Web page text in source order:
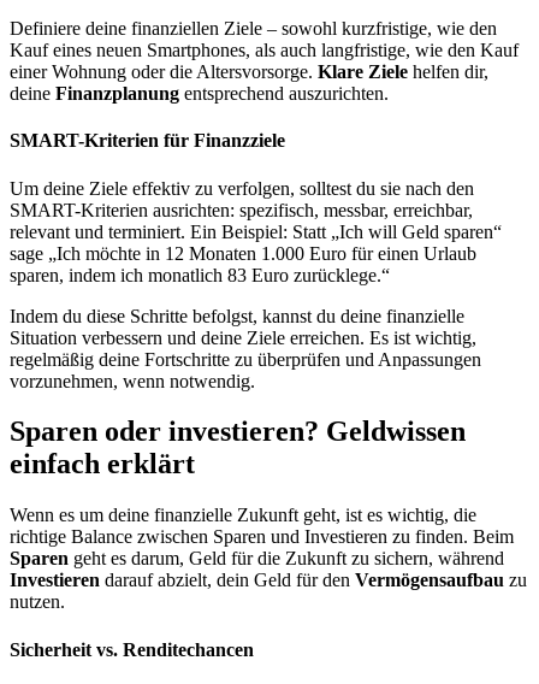
Definiere deine finanziellen Ziele – sowohl kurzfristige, wie den
Kauf eines neuen Smartphones, als auch langfristige, wie den Kauf
einer Wohnung oder die Altersvorsorge. Klare Ziele helfen dir,
deine Finanzplanung entsprechend auszurichten.
SMART-Kriterien für Finanzziele
Um deine Ziele effektiv zu verfolgen, solltest du sie nach den
SMART-Kriterien ausrichten: spezifisch, messbar, erreichbar,
relevant und terminiert. Ein Beispiel: Statt „Ich will Geld sparen“
sage „Ich möchte in 12 Monaten 1.000 Euro für einen Urlaub
sparen, indem ich monatlich 83 Euro zurücklege.“
Indem du diese Schritte befolgst, kannst du deine finanzielle
Situation verbessern und deine Ziele erreichen. Es ist wichtig,
regelmäßig deine Fortschritte zu überprüfen und Anpassungen
vorzunehmen, wenn notwendig.
Sparen oder investieren? Geldwissen
einfach erklärt
Wenn es um deine finanzielle Zukunft geht, ist es wichtig, die
richtige Balance zwischen Sparen und Investieren zu finden. Beim
Sparen geht es darum, Geld für die Zukunft zu sichern, während
Investieren darauf abzielt, dein Geld für den Vermögensaufbau zu
nutzen.
Sicherheit vs. Renditechancen